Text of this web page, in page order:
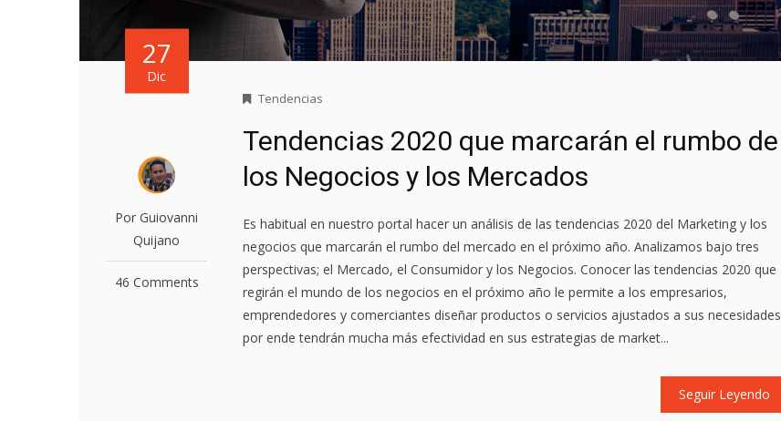
27
Dic
Por Guiovanni
Quijano
46 Comments
Tendencias
Tendencias 2020 que marcarán el rumbo de
los Negocios y los Mercados
Es habitual en nuestro portal hacer un análisis de las tendencias 2020 del Marketing y los
negocios que marcarán el rumbo del mercado en el próximo año. Analizamos bajo tres
perspectivas; el Mercado, el Consumidor y los Negocios. Conocer las tendencias 2020 que
regirán el mundo de los negocios en el próximo año le permite a los empresarios,
emprendedores y comerciantes diseñar productos o servicios ajustados a sus necesidades
por ende tendrán mucha más efectividad en sus estrategias de market...
Seguir Leyendo